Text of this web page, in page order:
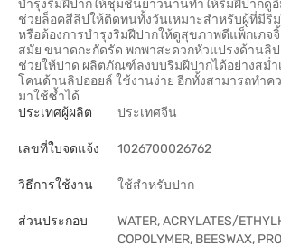
บำรุงริมฝีปากให้ชุ่มชื้นยาวนานทำให้ริมฝีปากดู
ช่วยล็อคสีลิปให้ติดทนทั้งวันเหมาะสำหรับผู้ที่มีริ
หรือต้องการบำรุงริมฝีปากให้ดูสุขภาพดีแพ็กเภจ
สมัย ขนาดกะกัดรัด พกพาสะดวกหัวแปรงด้านลิ
ช่วยให้ปาด ผลิตภัณฑ์ลงบบริมฝีปากได้อย่างสม่ำ
โคนด้านลิปออยล์ ใช้งานง่าย อีกทั้งสามารถทำค
มาใช้ซ้ำได้
ประเทศผู้ผลิต
ประเทศจีน
เลขที่ใบจดแจ้ง 1026700026762
วิธีการใช้งาน ใช้สำหรับปาก
ส่วนประกอบ
WATER, ACRYLATES/
COPOLYMER, BEESWAX,